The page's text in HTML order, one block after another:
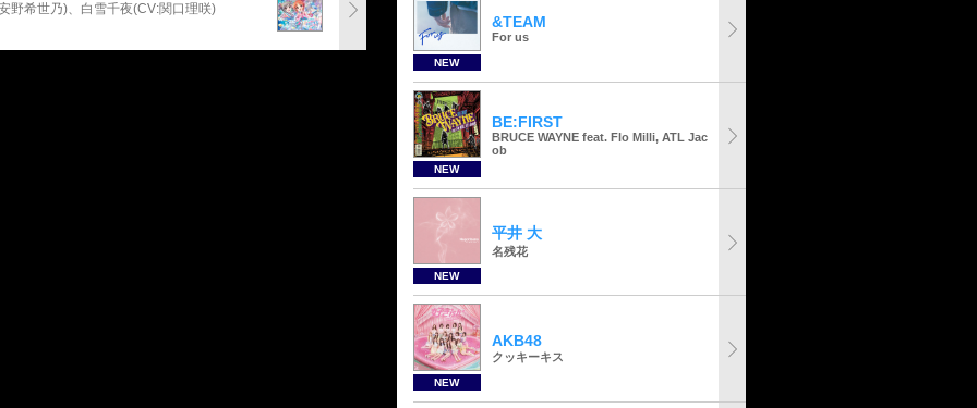
野希世乃)、白雪千夜(CV:関口理咲)
NEW
&TEAM
For us
NEW
BE:FIRST
BRUCE WAYNE feat. Flo Milli, ATL Jac
ob
NEW
平井 大
名残花
NEW
AKB48
クッキーキス